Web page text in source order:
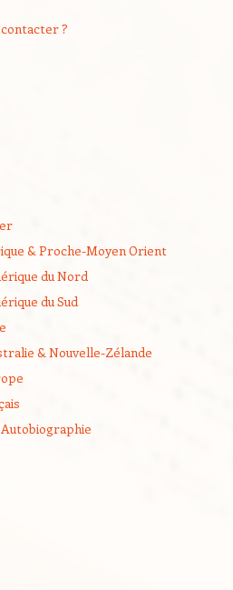
?
& Proche-Moyen Orient
du Nord
du Sud
& Nouvelle-Zélande